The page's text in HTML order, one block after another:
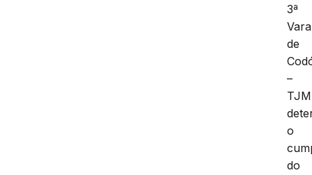
3ª
Vara
de
–
o
do